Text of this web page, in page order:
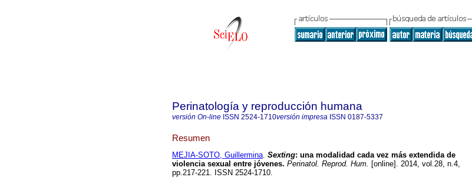
Perinatología y reproducción humana
versión On-line ISSN 2524-1710versión impresa ISSN 0187-5337
Resumen
MEJIA-SOTO, Guillermina. Sexting: una modalidad cada vez más extendida de
violencia sexual entre jóvenes. Perinatol. Reprod. Hum. [online]. 2014, vol.28, n.4,
pp.217-221. ISSN 2524-1710.